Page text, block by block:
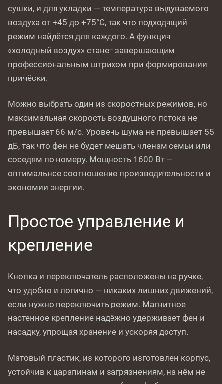
сушки, и для укладки — температура выдуваемого
воздуха от +45 до +75°C, так что подходящий
режим найдётся для каждого. А функция
«холодный воздух» станет завершающим
профессиональным штрихом при формировании
причёски.
Можно выбрать один из скоростных режимов, но
максимальная скорость воздушного потока не
превышает 66 м/с. Уровень шума не превышает 55
дБ, так что фен не будет мешать членам семьи или
соседям по номеру. Мощность 1600 Вт —
оптимальное соотношение производительности и
экономии энергии.
Простое управление и
крепление
Кнопка и переключатель расположены на ручке,
что удобно и логично — никаких лишних движений,
если нужно переключить режим. Магнитное
настенное крепление надёжно удерживает фен и
насадку, упрощая хранение и ускоряя доступ.
Матовый пластик, из которого изготовлен корпус,
устойчив к царапинам и загрязнениям, на нём не